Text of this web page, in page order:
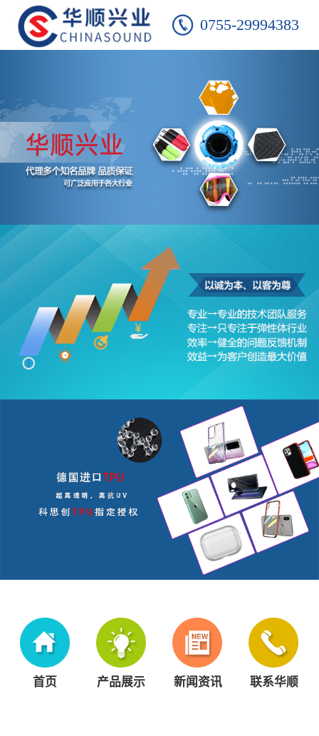
0755-29994383
首页 产品展示 新闻资讯 联系华顺